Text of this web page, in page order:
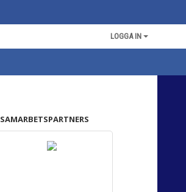
LOGGA IN
SAMARBETSPARTNERS